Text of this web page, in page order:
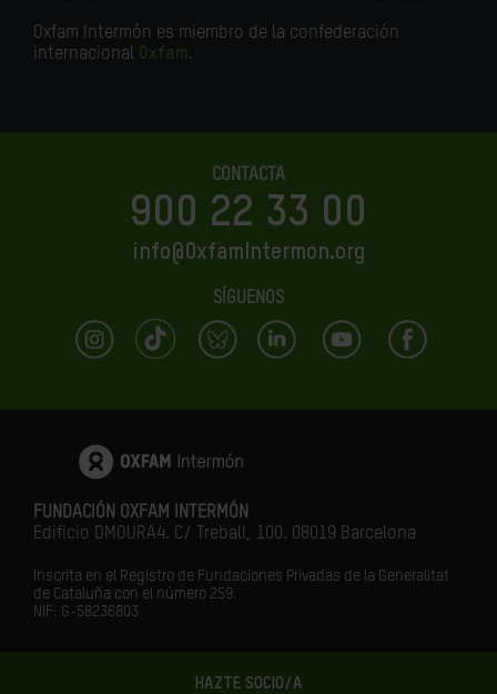
HAZTE SOCIO/A
Oxfam Intermón es miembro de la confederación
internacional Oxfam.
CONTACTA
900 22 33 00
info@OxfamIntermon.org
SÍGUENOS
FUNDACIÓN OXFAM INTERMÓN
Edificio DMOURA4. C/ Treball, 100. 08019 Barcelona
Inscrita en el Registro de Fundaciones Privadas de la Generalitat
de Cataluña con el número 259.
NIF: G-58236803
LA IGUALDAD ES EL FUTURO